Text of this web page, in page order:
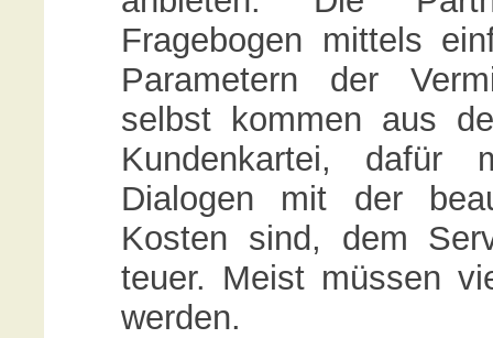
Fragebogen mittels
Parametern der
selbst kommen aus
Kundenkartei, dafür
Dialogen mit der
Kosten sind, dem
teuer. Meist müssen
werden.